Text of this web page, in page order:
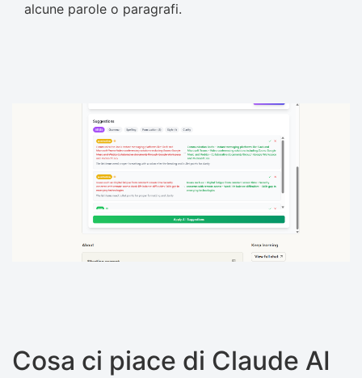
alcune parole o paragrafi.
Cosa ci piace di Claude AI